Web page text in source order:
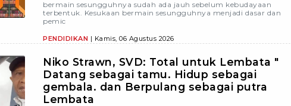
bermain sesungguhnya sudah ada jauh sebelum kebudayaan
terbentuk. Kesukaan bermain sesungguhnya menjadi dasar dan
pemic
PENDIDIKAN | Kamis, 06 Agustus 2026
Niko Strawn, SVD: Total untuk Lembata "
Datang sebagai tamu. Hidup sebagai
gembala. dan Berpulang sebagai putra
Lembata